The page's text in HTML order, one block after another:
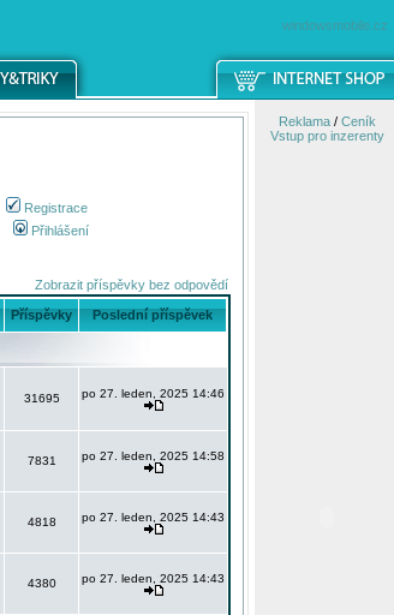
windowsmobile.cz
Registrace
Přihlášení
Zobrazit příspěvky bez odpovědí
Příspěvky Poslední příspěvek
31695 po 27. leden, 2025 14:46
7831 po 27. leden, 2025 14:58
4818 po 27. leden, 2025 14:43
4380 po 27. leden, 2025 14:43
Reklama/ Ceník
Vstup pro inzerenty